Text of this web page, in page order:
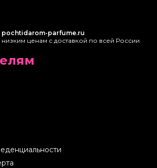
pochtidarom-parfume.ru
низким ценам с доставкой по всей России